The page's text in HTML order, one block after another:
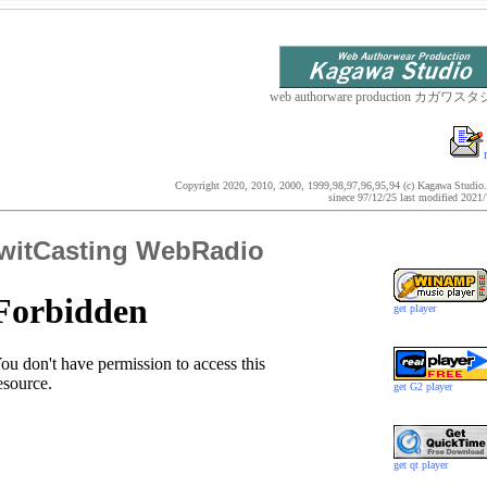
web authorware production カガワスタ
Copyright 2020, 2010, 2000, 1999,98,97,96,95,94 (c) Kagawa
sinece 97/12/25 last modified
WebRadio
get player
get G2 player
get qt player